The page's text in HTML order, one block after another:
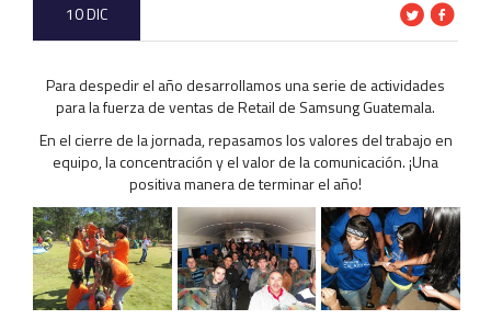
10 DIC
Para despedir el año desarrollamos una serie de actividades
para la fuerza de ventas de Retail de Samsung Guatemala.
En el cierre de la jornada, repasamos los valores del trabajo en
equipo, la concentración y el valor de la comunicación. ¡Una
positiva manera de terminar el año!